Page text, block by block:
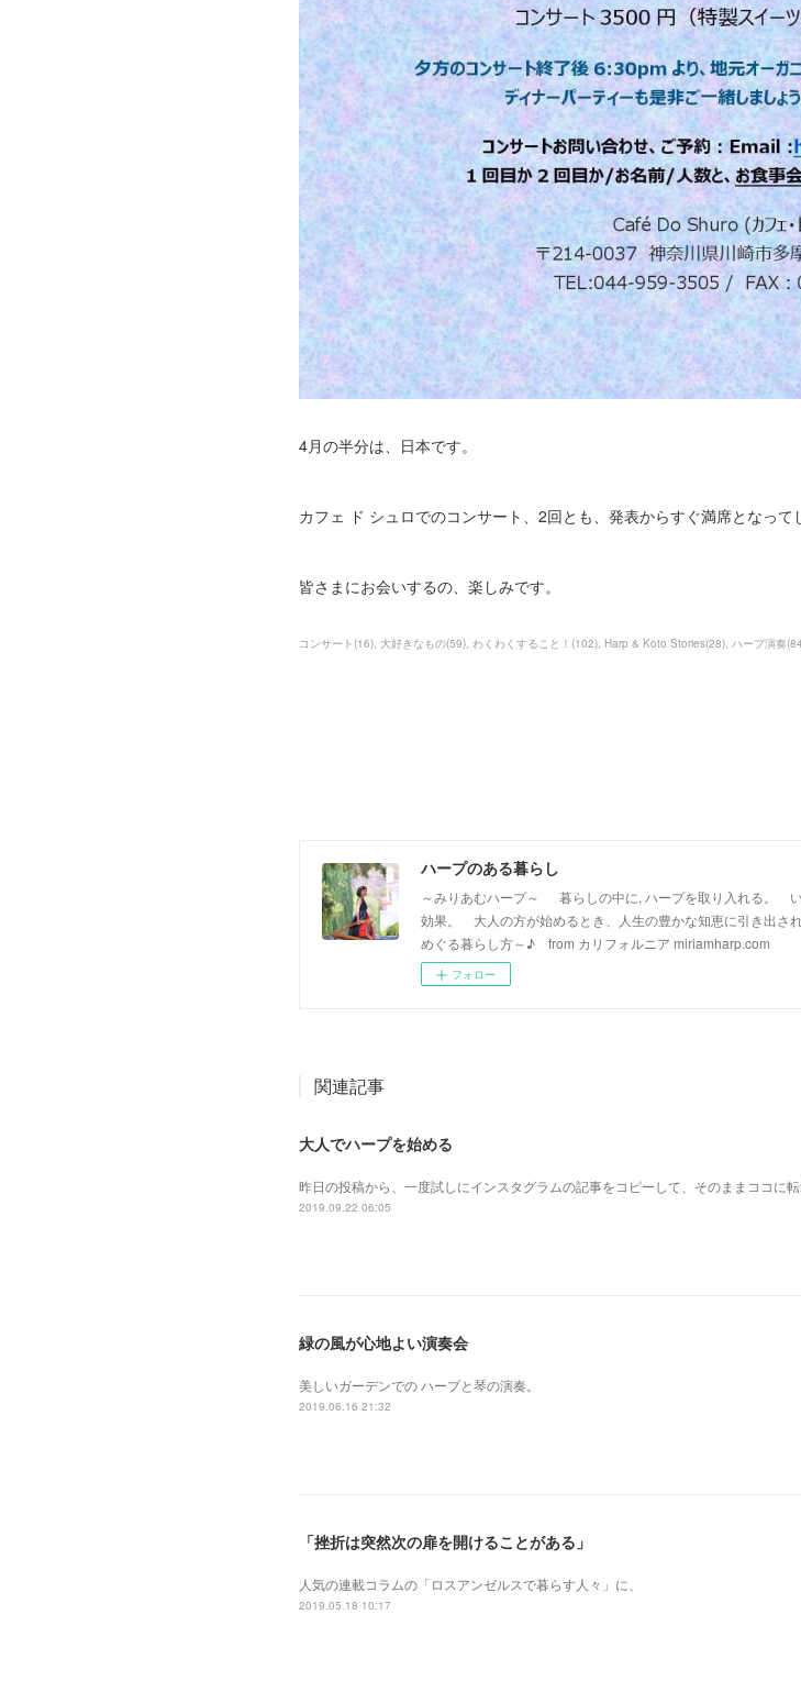
4月の半分は、日本です。
カフェ ド シュロでのコンサート、2回とも、発表からすぐ満席となって
皆さまにお会いするの、楽しみです。
コンサート (16) 大好きなもの(59) わくわくすること！ (102) Harp & Koto Stories(28) ハープ演奏(84
ハープのある暮らし
～みりあむハープ～ 暮らしの中に, ハープを取り入れる。
効果。 大人の方が始めるとき、人生の豊かな知恵に引き出さ
めぐる暮らし方～♪ from カリフォルニア miriamharp.com
フォロー
関連記事
大人でハープを始める
昨日の投稿から、一度試しにインスタグラムの記事をコピーして、そのままココに
2019.09.22 06:05
緑の風が心地よい演奏会
美しいガーデンでの ハープと琴の演奏。
2019.06.16 21:32
「挫折は突然次の扉を開けることがある」
人気の連載コラムの「ロスアンゼルスで暮らす人々」に、
2019.05.18 10:17